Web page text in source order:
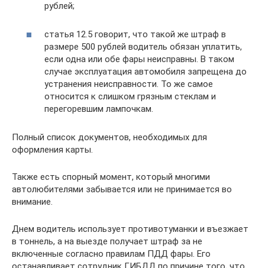
рублей;
статья 12.5 говорит, что такой же штраф в
размере 500 рублей водитель обязан уплатить,
если одна или обе фары неисправны. В таком
случае эксплуатация автомобиля запрещена до
устранения неисправности. То же самое
относится к слишком грязным стеклам и
перегоревшим лампочкам.
Полный список документов, необходимых для
оформления карты.
Также есть спорный момент, который многими
автолюбителями забывается или не принимается во
внимание.
Днем водитель использует противотуманки и въезжает
в тоннель, а на выезде получает штраф за не
включенные согласно правилам ПДД фары. Его